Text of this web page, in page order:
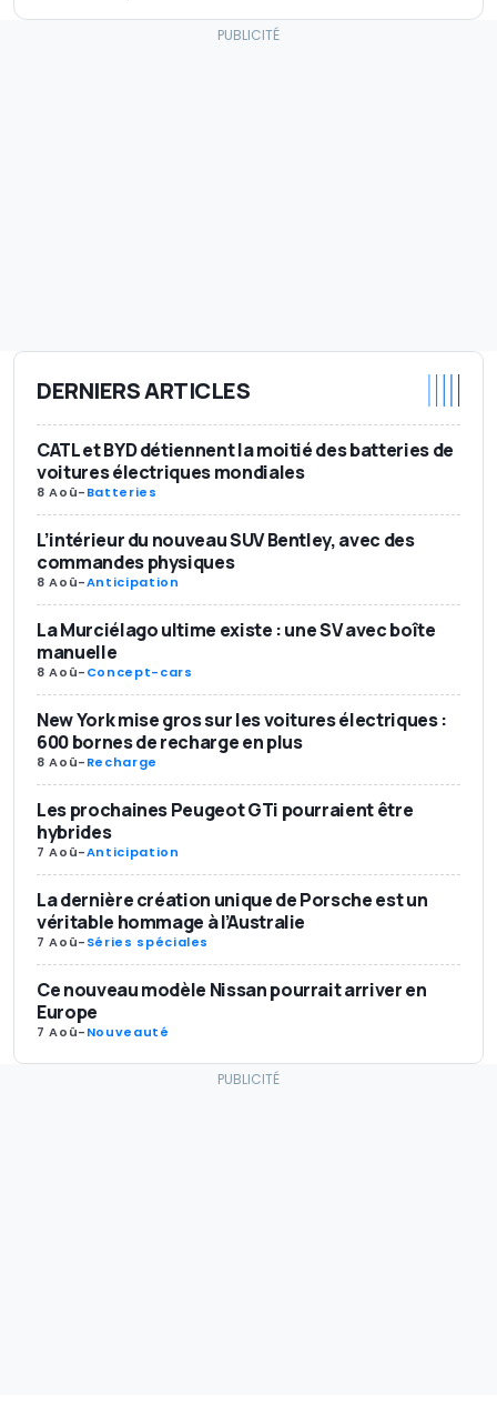
DERNIERS ARTICLES
CATL et BYD détiennent la moitié des batteries de
voitures électriques mondiales
8 Aoû-Batteries
L’intérieur du nouveau SUV Bentley, avec des
commandes physiques
8 Aoû-Anticipation
La Murciélago ultime existe : une SV avec boîte
manuelle
8 Aoû-Concept-cars
New York mise gros sur les voitures électriques :
600 bornes de recharge en plus
8 Aoû-Recharge
Les prochaines Peugeot GTi pourraient être
hybrides
7 Aoû-Anticipation
La dernière création unique de Porsche est un
véritable hommage à l’Australie
7 Aoû-Séries spéciales
Ce nouveau modèle Nissan pourrait arriver en
Europe
7 Aoû-Nouveauté